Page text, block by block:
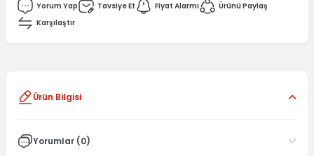
Yorum Yap Tavsiye Et Fiyat Alarmı
Ürünü Paylaş
Karşılaştır
Ürün Bilgisi
Yorumlar (0)